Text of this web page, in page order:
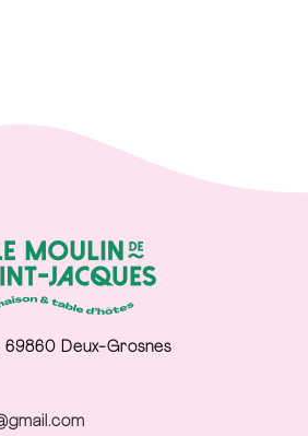
69860 Deux-Grosnes